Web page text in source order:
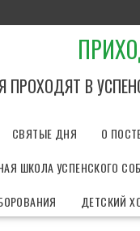
ПРОХОДЯТ В
СВЯТЫЕ ДНЯ О
ШКОЛА УСПЕНСКОГО
ДЕТСКИЙ